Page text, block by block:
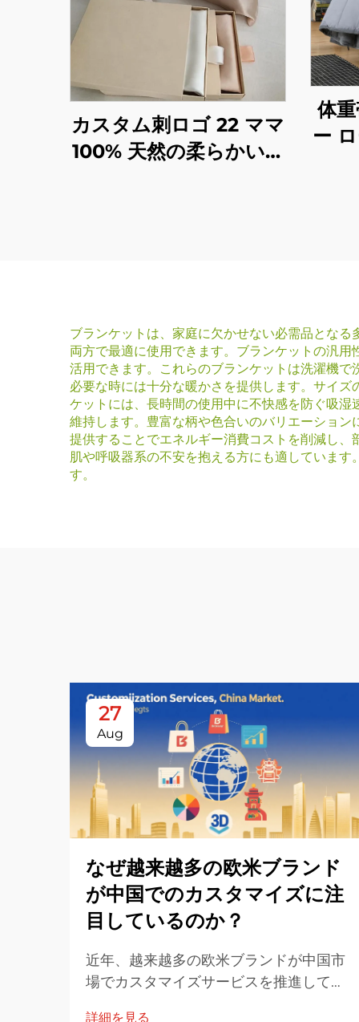
カスタム刺ロゴ 22 ママ
100% 天然の柔らかい枕
体
ー
ブランケットは、家庭に欠かせない必需品とな
両方で最適に使用できます。ブランケットの汎
活用できます。これらのブランケットは洗濯機で
必要な時には十分な暖かさを提供します。サイ
ケットには、長時間の使用中に不快感を防ぐ吸
維持します。豊富な柄や色合いのバリエーショ
提供することでエネルギー消費コストを削減し
肌や呼吸器系の不安を抱える方にも適していま
す。
27
Aug
なぜ越来越多の欧米ブランド
が中国でのカスタマイズに注
目しているのか？
近年、越来越多の欧米ブランドが中国市
場でカスタマイズサービスを推進してお
詳細を見る